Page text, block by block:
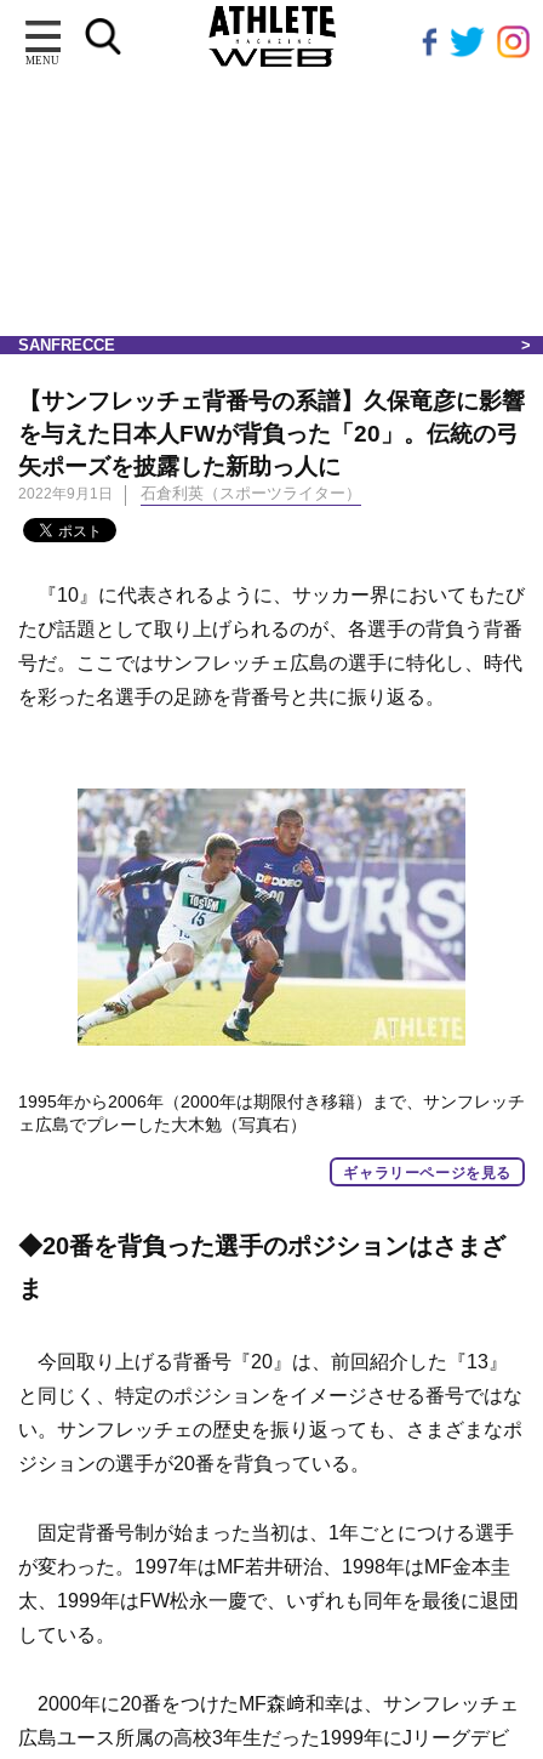
MENU
SANFRECCE
【サンフレッチェ背番号の系譜】久保竜彦に影響
を与えた日本人FWが背負った「20」。伝統の弓
矢ポーズを披露した新助っ人に
2022年9月1日 石倉利英（スポーツライター）
『10』に代表されるように、サッカー界においてもたび
たび話題として取り上げられるのが、各選手の背負う背番
号だ。ここではサンフレッチェ広島の選手に特化し、時代
を彩った名選手の足跡を背番号と共に振り返る。
1995年から2006年（2000年は期限付き移籍）まで、サンフレッチ
ェ広島でプレーした大木勉（写真右）
ギャラリーページを見る
◆20番を背負った選手のポジションはさまざ
ま
今回取り上げる背番号『20』は、前回紹介した『13』
と同じく、特定のポジションをイメージさせる番号ではな
い。サンフレッチェの歴史を振り返っても、さまざまなポ
ジションの選手が20番を背負っている。
固定背番号制が始まった当初は、1年ごとにつける選手
が変わった。1997年はMF若井研治、1998年はMF金本圭
太、1999年はFW松永一慶で、いずれも同年を最後に退団
している。
2000年に20番をつけたMF森﨑和幸は、サンフレッチェ
広島ユース所属の高校3年生だった1999年にJリーグデビ